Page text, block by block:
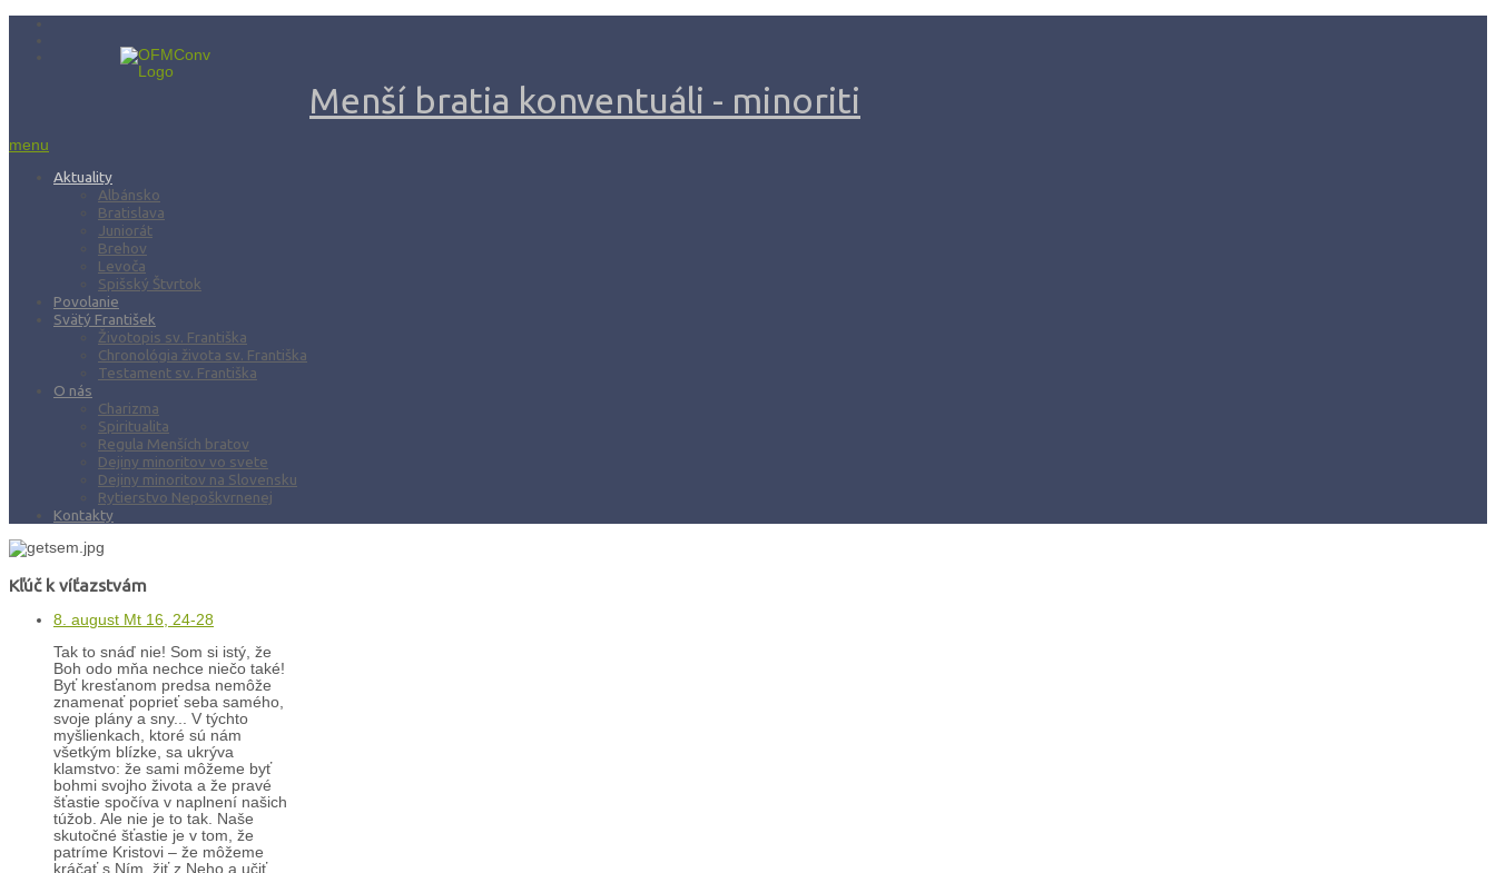
Menší bratia konventuáli - minoriti
menu
Aktuality
Albánsko
Bratislava
Juniorát
Brehov
Levoča
Spišský Štvrtok
Povolanie
Svätý František
Životopis sv. Františka
Chronológia života sv. Františka
Testament sv. Františka
O nás
Charizma
Spiritualita
Regula Menších bratov
Dejiny minoritov vo svete
Dejiny minoritov na Slovensku
Rytierstvo Nepoškvrnenej
Kontakty
Kľúč k víťazstvám
8. august Mt 16, 24-28
Tak to snáď nie! Som si istý, že
Boh odo mňa nechce niečo také!
Byť kresťanom predsa nemôže
znamenať poprieť seba samého,
svoje plány a sny... V týchto
myšlienkach, ktoré sú nám
všetkým blízke, sa ukrýva
klamstvo: že sami môžeme byť
bohmi svojho života a že pravé
šťastie spočíva v naplnení našich
túžob. Ale nie je to tak. Naše
skutočné šťastie je v tom, že
patríme Kristovi – že môžeme
kráčať s Ním, žiť z Neho a učiť